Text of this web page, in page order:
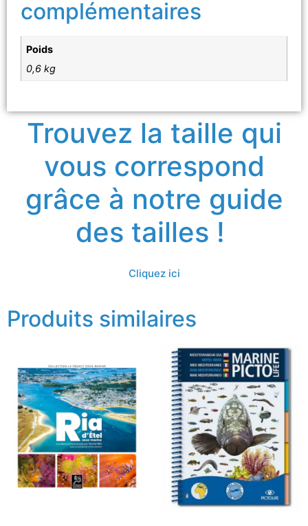
complémentaires
Poids
0,6 kg
Trouvez la taille qui
vous correspond
grâce à notre guide
des tailles !
Cliquez ici
Produits similaires